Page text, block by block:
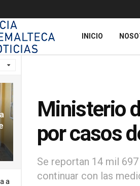
a
INICIO
Ministerio
por casos
Se reportan 14 mil
continuar con las